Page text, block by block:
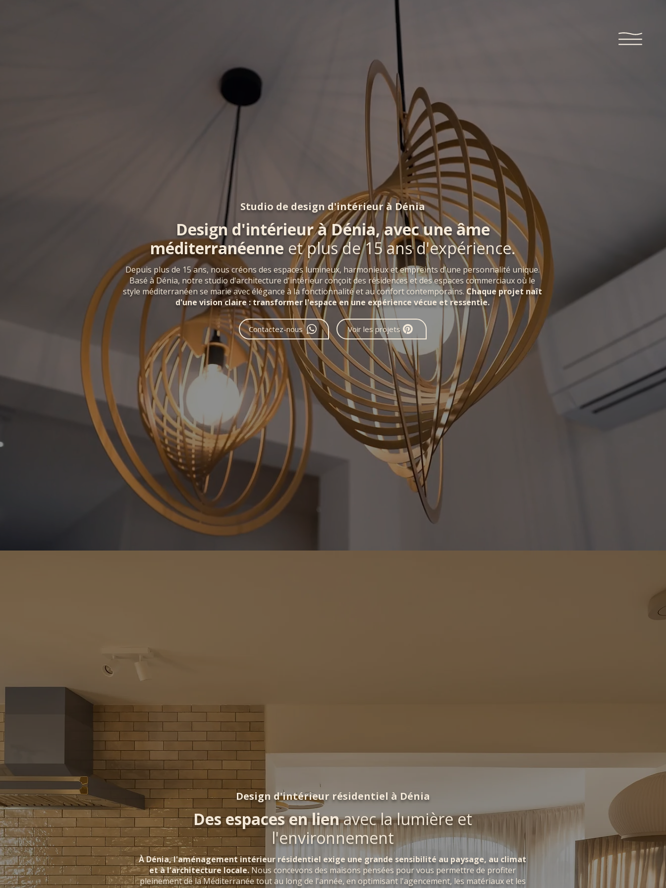
Studio de design d'intérieur à Dénia
Design d'intérieur à Dénia, avec une âme
méditerranéenne et plus de 15 ans d'expérience.
Depuis plus de 15 ans, nous créons des espaces lumineux, harmonieux et empreints d'une personnalité unique.
Basé à Dénia, notre studio d'architecture d'intérieur conçoit des résidences et des espaces commerciaux où le
style méditerranéen se marie avec élégance à la fonctionnalité et au confort contemporains. Chaque projet naît
d'une vision claire : transformer l'espace en une expérience vécue et ressentie.
Contactez-nous Voir les projets
Design d'intérieur résidentiel à Dénia
Des espaces en lienavec la lumière et
l'environnement
À Dénia, l'aménagement intérieur résidentiel exige une grande sensibilité au paysage, au climat
et à l'architecture locale. Nous concevons des maisons pensées pour vous permettre de profiter
pleinement de la Méditerranée tout au long de l'année, en optimisant l'agencement, les matériaux et les